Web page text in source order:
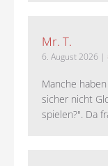
Mr. T.
6. August 2026 |
Manche
sicher nicht
spielen?". Da